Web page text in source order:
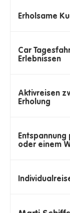
Erholsame
Car
Erlebnissen
Aktivreisen
Erholung
oder einem